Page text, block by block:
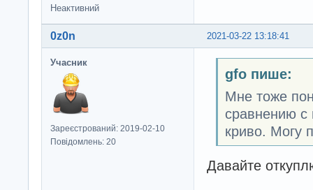
Неактивний
2021-03-22 13:18:41
0z0n
Учасник
Зареєстрований: 2019-02-10
Повідомлень: 20
gfo пише:
Мне тоже
сравнению с
криво. Могу
Давайте